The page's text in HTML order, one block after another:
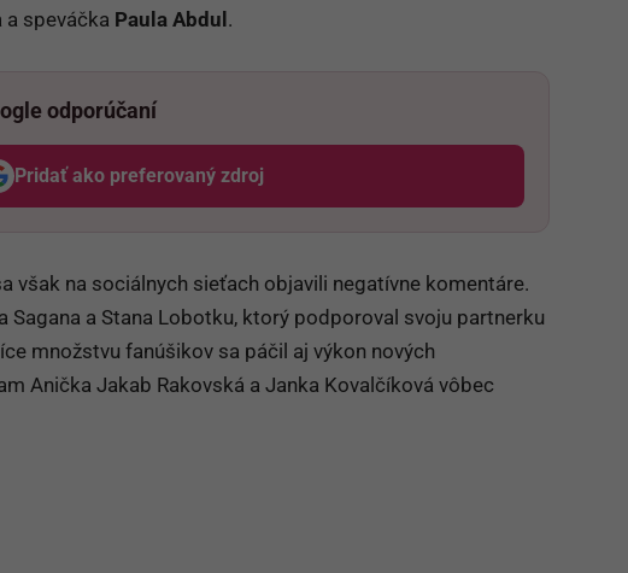
speváčka Paula Abdul.
odporúčaní
Pridať ako preferovaný zdroj
Odzadu, odkaz sa otvorí v novom okne
však na sociálnych sieťach objavili negatívne komentáre.
Sagana a Stana Lobotku, ktorý podporoval svoju partnerku
množstvu fanúšikov sa páčil aj výkon nových
Anička Jakab Rakovská a Janka Kovalčíková vôbec